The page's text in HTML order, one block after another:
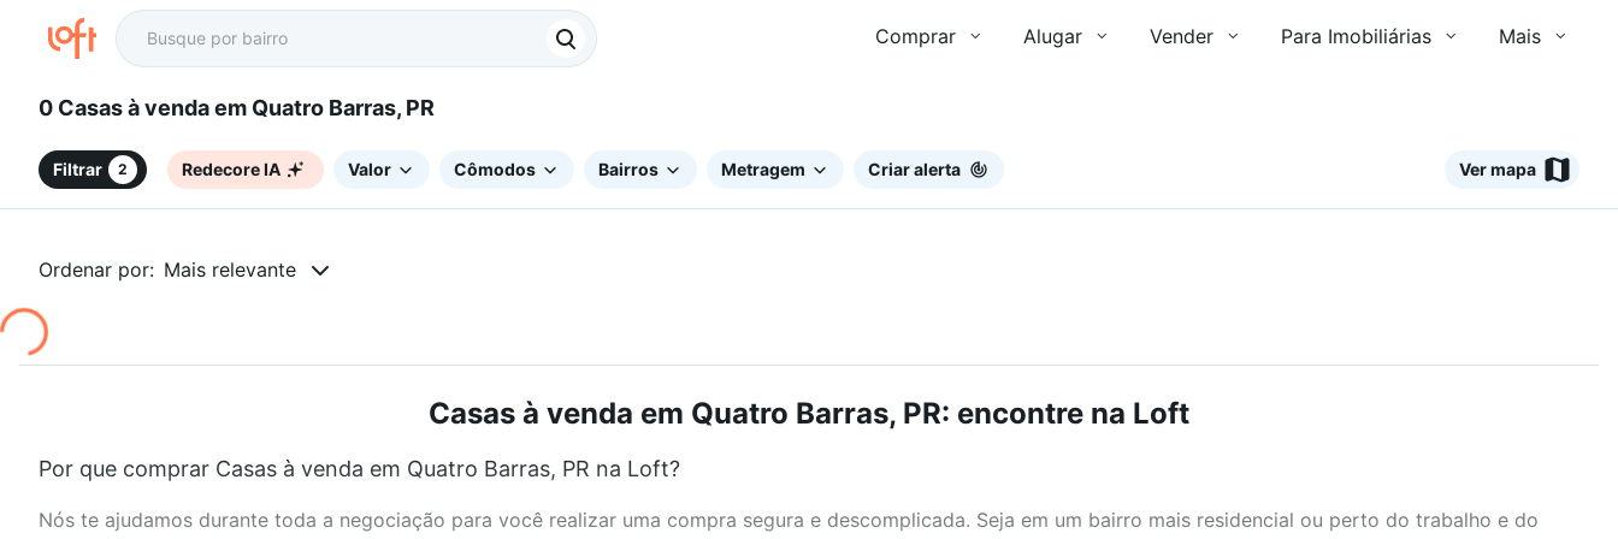
Comprar Alugar Vender Para Imobiliárias Mais
0 Casas à venda em Quatro Barras, PR
Filtrar 2 Redecore IA Valor Cômodos Bairros Metragem Criar alerta Ver mapa
Ordenar por: Mais relevante
Casas à venda em Quatro Barras, PR: encontre na Loft
Por que comprar Casas à venda em Quatro Barras, PR na Loft?
Nós te ajudamos durante toda a negociação para você realizar uma compra segura e descomplicada. Seja em um bairro mais residencial ou perto do trabalho e do